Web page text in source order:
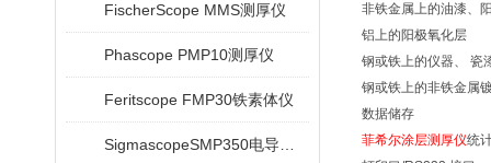
FischerScope MMS测厚仪
Phascope PMP10测厚仪
Feritscope FMP30铁素体仪
非铁金属上的油漆、
铝上的阳极氧化层
钢或铁上的仪器、 瓷
钢或铁上的非铁金属
数据储存
菲希尔涂层测厚仪统